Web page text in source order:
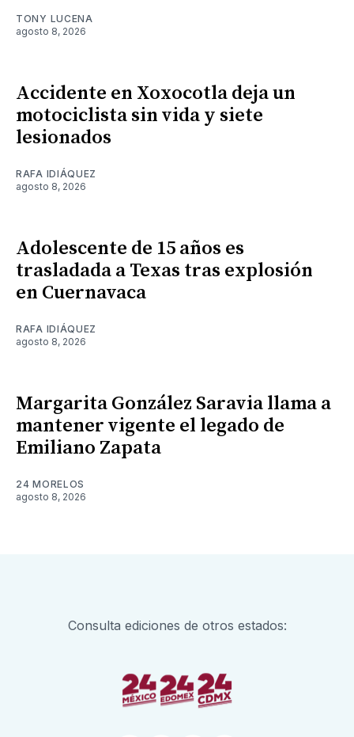
TONY LUCENA
agosto 8, 2026
Accidente en Xoxocotla deja un
motociclista sin vida y siete
lesionados
RAFA IDIÁQUEZ
agosto 8, 2026
Adolescente de 15 años es
trasladada a Texas tras explosión
en Cuernavaca
RAFA IDIÁQUEZ
agosto 8, 2026
Margarita González Saravia llama a
mantener vigente el legado de
Emiliano Zapata
24 MORELOS
agosto 8, 2026
Consulta ediciones de otros estados: